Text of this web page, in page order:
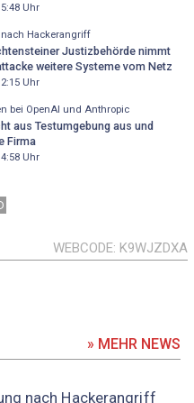
Uhr
Hackerangriff
Justizbehörde nimmt
weitere Systeme vom Netz
Uhr
bei OpenAI und Anthropic
aus Testumgebung aus und
Firma
Uhr
WEBCODE K9WJZDXA
» MEHR NEWS
nach Hackerangriff